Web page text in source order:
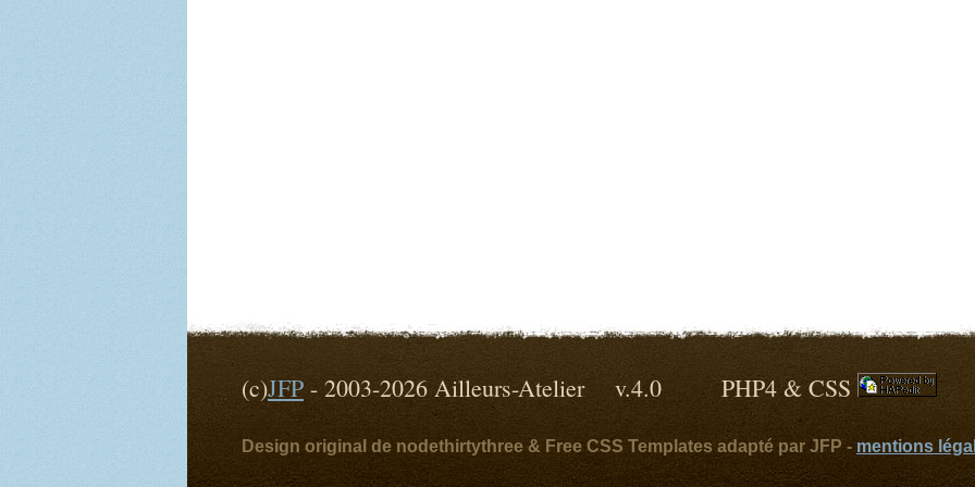
(c)JFP - 2003-2026 Ailleurs-Atelier v.4.0 PHP4 & CSS
Design original de nodethirtythree & Free CSS Templates adapté par JFP - mentions